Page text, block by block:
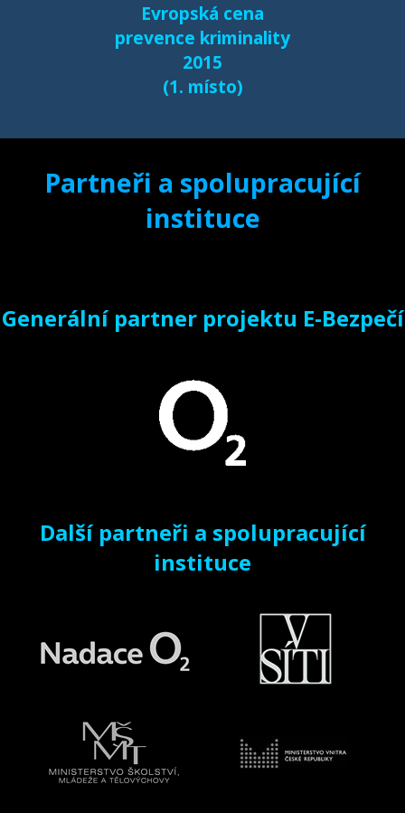
Evropská cena
prevence kriminality
2015
(1. místo)
Partneři a spolupracující
instituce
Generální partner projektu E-Bezpečí
Další partneři a spolupracující
instituce